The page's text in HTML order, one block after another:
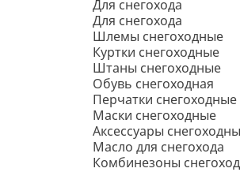
Для снегохода
Для снегохода
Шлемы снегоходные
Куртки снегоходные
Штаны снегоходные
Обувь снегоходная
Перчатки снегоходные
Маски снегоходные
Аксессуары
Масло для снегохода
Комбинезоны